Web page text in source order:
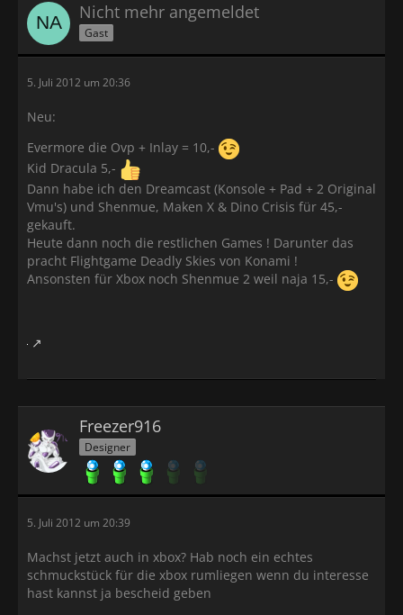
Nicht mehr angemeldet
Gast
5. Juli 2012 um 20:36
Neu:
Evermore die Ovp + Inlay = 10,-
Kid Dracula 5,-
Dann habe ich den Dreamcast (Konsole + Pad + 2 Original
Vmu's) und Shenmue, Maken X & Dino Crisis für 45,-
gekauft.
Heute dann noch die restlichen Games ! Darunter das
pracht Flightgame Deadly Skies von Konami !
Ansonsten für Xbox noch Shenmue 2 weil naja 15,-
Freezer916
Designer
5. Juli 2012 um 20:39
Machst jetzt auch in xbox? Hab noch ein echtes
schmuckstück für die xbox rumliegen wenn du interesse
hast kannst ja bescheid geben